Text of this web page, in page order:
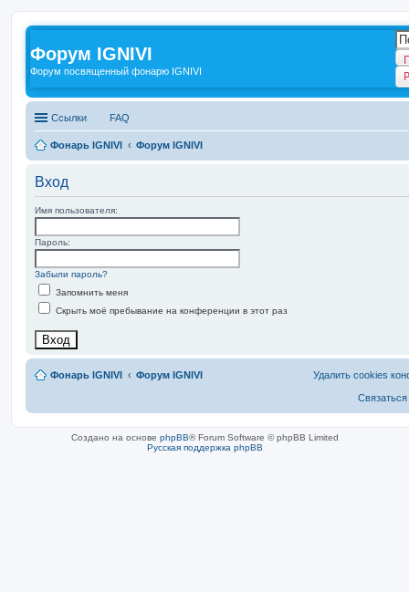
Форум IGNIVI
Форум посвященный фонарю IGNIVI
Ссылки FAQ
Фонарь IGNIVI Форум IGNIVI
Вход
Имя пользователя:
Пароль:
Забыли пароль?
Запомнить меня
Скрыть моё пребывание на конференции в этот раз
Фонарь IGNIVI Форум IGNIVI Удалить cookies
Создано на основе phpBB® Forum Software © phpBB Limited
Русская поддержка phpBB